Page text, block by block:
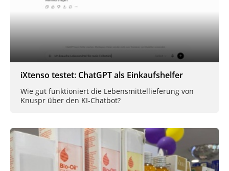
iXtenso testet: ChatGPT als Einkaufshelfer
Wie gut funktioniert die Lebensmittellieferung von
Knuspr über den KI-Chatbot?